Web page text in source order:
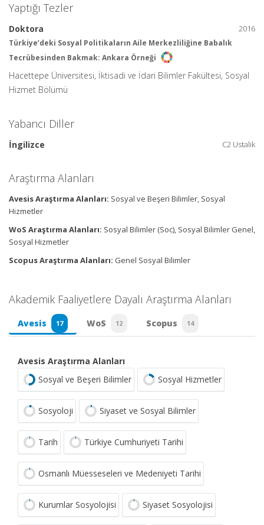
Yaptığı Tezler
2016
Doktora
Türkiye’deki Sosyal Politikaların Aile Merkezliliğine Babalık
Tecrübesinden Bakmak: Ankara Örneği
Hacettepe Üniversitesi, İktisadi ve İdari Bilimler Fakültesi, Sosyal
Hizmet Bölümü
Yabancı Diller
C2 Ustalık
İngilizce
Araştırma Alanları
Avesis Araştırma Alanları: Sosyal ve Beşeri Bilimler, Sosyal
Hizmetler
WoS Araştırma Alanları: Sosyal Bilimler (Soc), Sosyal Bilimler Genel,
Sosyal Hizmetler
Scopus Araştırma Alanları: Genel Sosyal Bilimler
Akademik Faaliyetlere Dayalı Araştırma Alanları
Avesis 17 WoS 12 Scopus 14
Avesis Araştırma Alanları
Sosyal ve Beşeri Bilimler
Sosyal Hizmetler
Sosyoloji Siyaset ve Sosyal Bilimler
Tarih Türkiye Cumhuriyeti Tarihi
Osmanlı Müesseseleri ve Medeniyeti Tarihi
Kurumlar Sosyolojisi Siyaset Sosyolojisi